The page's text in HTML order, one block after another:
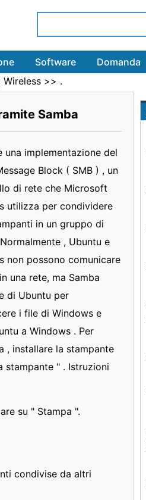
Software Domanda
>> .
Samba
una implementazione del
Block ( SMB ) , un
di rete che Microsoft
utilizza per condividere
in un gruppo di
, Ubuntu e
non possono comunicare
una rete, ma Samba
di Ubuntu per
i file di Windows e
a Windows . Per
, installare la stampante
stampante " . Istruzioni
su " Stampa ".
condivise da altri